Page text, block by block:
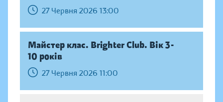
27 Червня 2026 13:00
Майстер клас. Brighter Club. Вік 3-
10 років
27 Червня 2026 11:00